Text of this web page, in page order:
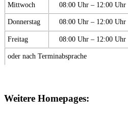
Mittwoch 08:00 Uhr – 12:00 Uhr
Donnerstag 08:00 Uhr – 12:00 Uhr
Freitag 08:00 Uhr – 12:00 Uhr
oder nach Terminabsprache
Weitere Homepages: